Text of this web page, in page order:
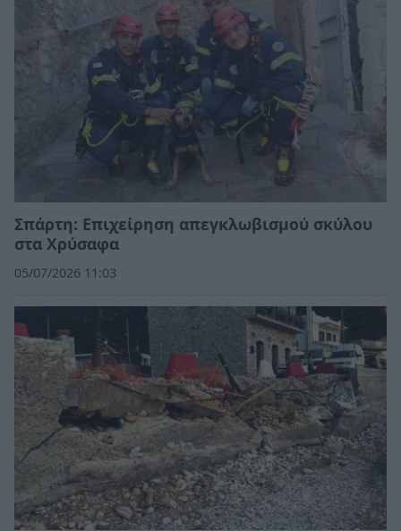
Σπάρτη: Επιχείρηση απεγκλωβισμού σκύλου
στα Χρύσαφα
05/07/2026 11:03